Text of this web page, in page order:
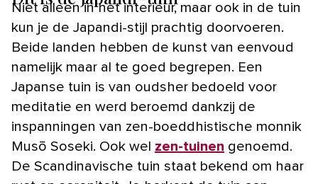
Niet alleen in het interieur, maar ook in de tuin
kun je de Japandi-stijl prachtig doorvoeren.
Beide landen hebben de kunst van eenvoud
namelijk maar al te goed begrepen. Een
Japanse tuin is van oudsher bedoeld voor
meditatie en werd beroemd dankzij de
inspanningen van zen-boeddhistische monnik
Musō Soseki. Ook wel zen-tuinen genoemd.
De Scandinavische tuin staat bekend om haar